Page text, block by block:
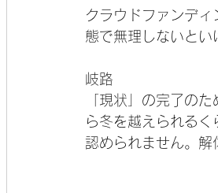
クラウドファンデ
態で無理しないとい
岐路
「現状」の完了の
ら冬を越えられる
認められません。解